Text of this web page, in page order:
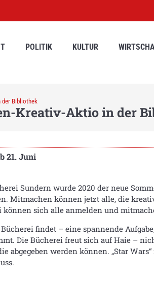
POLITIK KULTUR
der Bibliothek
Kreativ-Aktio in der
21. Juni
Sundern wurde 2020 der neue
Mitmachen können jetzt alle, die
sich alle anmelden und
findet – eine spannende
Die Bücherei freut sich auf Haie –
abgegeben werden können. „Star